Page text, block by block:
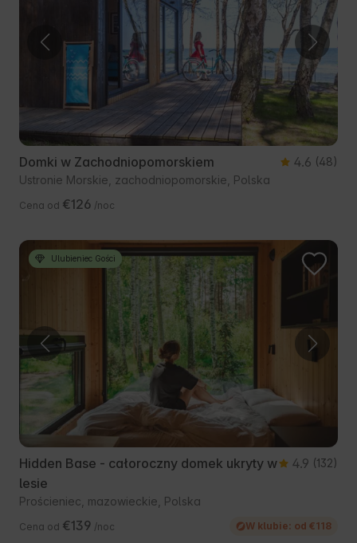
Domki w Zachodniopomorskiem 4.6 (48)
Ustronie Morskie, zachodniopomorskie, Polska
Cena od €126 /noc
Ulubieniec Gości
Hidden Base - całoroczny domek ukryty w
lesie
4.9 (132)
Prościeniec, mazowieckie, Polska
Cena od €139 /noc W klubie: od €118